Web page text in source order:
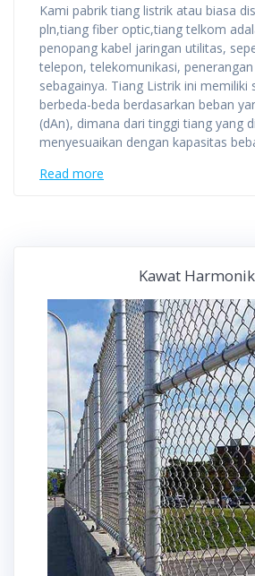
Kami pabrik tiang listrik atau biasa
pln,tiang fiber optic,tiang telkom
penopang kabel jaringan utilitas,
telepon, telekomunikasi,
sebagainya. Tiang Listrik ini memiliki
berbeda-beda berdasarkan beban
(dAn), dimana dari tinggi tiang yang
menyesuaikan dengan kapasitas
Read more
Kawat